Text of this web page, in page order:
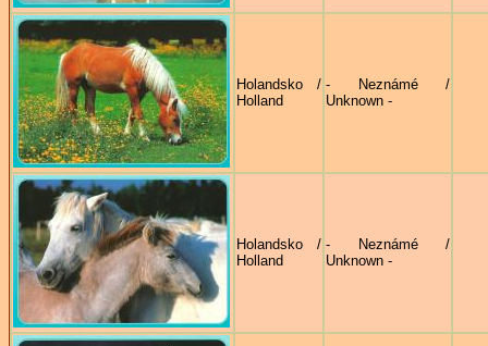
Holandsko /
Holland
- Neznámé /
Unknown -
Holandsko /
Holland
- Neznámé /
Unknown -